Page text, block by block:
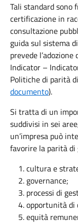
Tali standard sono
certificazione in
consultazione
guida sul sistema
prevede
Indicator –
Politiche di parità
documento).
Si tratta di un
suddivisi in sei
un’impresa può
favorire la parità di
cultura e
governance;
processi di
opportunità di
equità